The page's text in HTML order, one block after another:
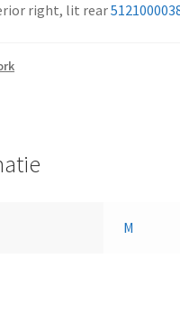
right, lit rear
M